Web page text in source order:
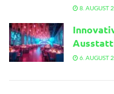
8. AUGUST
6. AUGUST